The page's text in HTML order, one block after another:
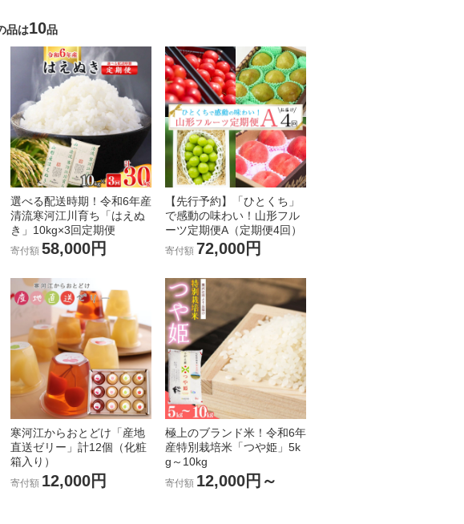
品は10品
選べる配送時期！令和6年産
清流寒河江川育ち「はえぬ
き」10kg×3回定期便
寄付額 58,000円
【先行予約】「ひとくち」
で感動の味わい！山形フル
ーツ定期便A（定期便4回）
寄付額 72,000円
寒河江からおとどけ「産地
直送ゼリー」計12個（化粧
箱入り）
寄付額 12,000円
極上のブランド米！令和6年
産特別栽培米「つや姫」5k
g～10kg
寄付額 12,000円～